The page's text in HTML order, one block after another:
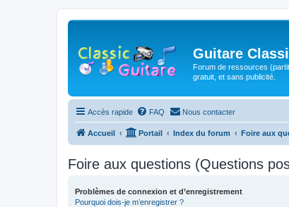
Guitare
Forum de ressources
gratuit, et sans publicité.
Accès rapide FAQ Nous contacter
Accueil Portail Index du forum Foire aux
Foire aux questions (Questions
Problèmes de connexion et d’enregistrement
Pourquoi dois-je m’enregistrer ?